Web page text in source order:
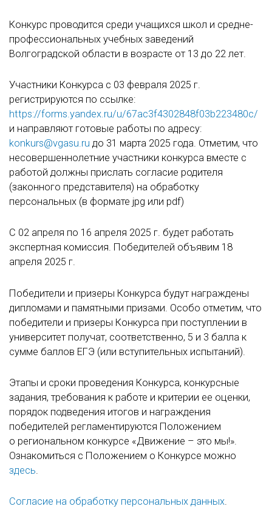
Конкурс проводится среди учащихся школ и средне-
профессиональных учебных заведений
Волгоградской области в возрасте от 13 до 22 лет.
Участники Конкурса с 03 февраля 2025 г.
регистрируются по ссылке:
https://forms.yandex.ru/u/67ac3f4302848f03b223480c/
и направляют готовые работы по адресу:
konkurs@vgasu.ru до 31 марта 2025 года. Отметим, что
несовершеннолетние участники конкурса вместе с
работой должны прислать согласие родителя
(законного представителя) на обработку
персональных (в формате jpg или pdf)
С 02 апреля по 16 апреля 2025 г. будет работать
экспертная комиссия. Победителей объявим 18
апреля 2025 г.
Победители и призеры Конкурса будут награждены
дипломами и памятными призами. Особо отметим, что
победители и призеры Конкурса при поступлении в
университет получат, соответственно, 5 и 3 балла к
сумме баллов ЕГЭ (или вступительных испытаний).
Этапы и сроки проведения Конкурса, конкурсные
задания, требования к работе и критерии ее оценки,
порядок подведения итогов и награждения
победителей регламентируются Положением
о региональном конкурсе «Движение – это мы!».
Ознакомиться с Положением о Конкурсе можно
здесь.
Согласие на обработку персональных данных.